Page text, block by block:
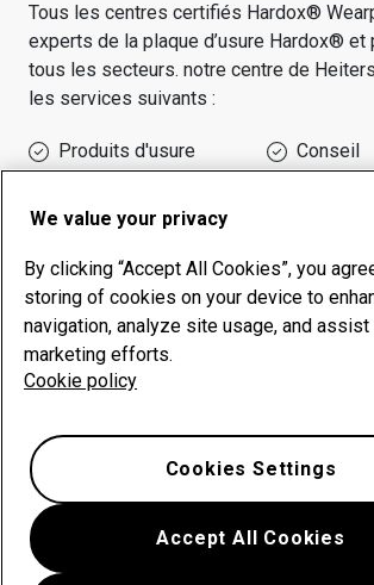
Tous les centres certifiés Hardox®
experts de la plaque d’usure Hardox® et
tous les secteurs. notre centre de
les services suivants :
Produits d'usure
Conseil
disponibilité
Contactez-nous
WITEC AG
We value your privacy
By clicking “Accept All Cookies”, you
storing of cookies on your device to
navigation, analyze site usage, and assist
marketing efforts.
Cookie policy
Accept All Cookies
Cookies Settings